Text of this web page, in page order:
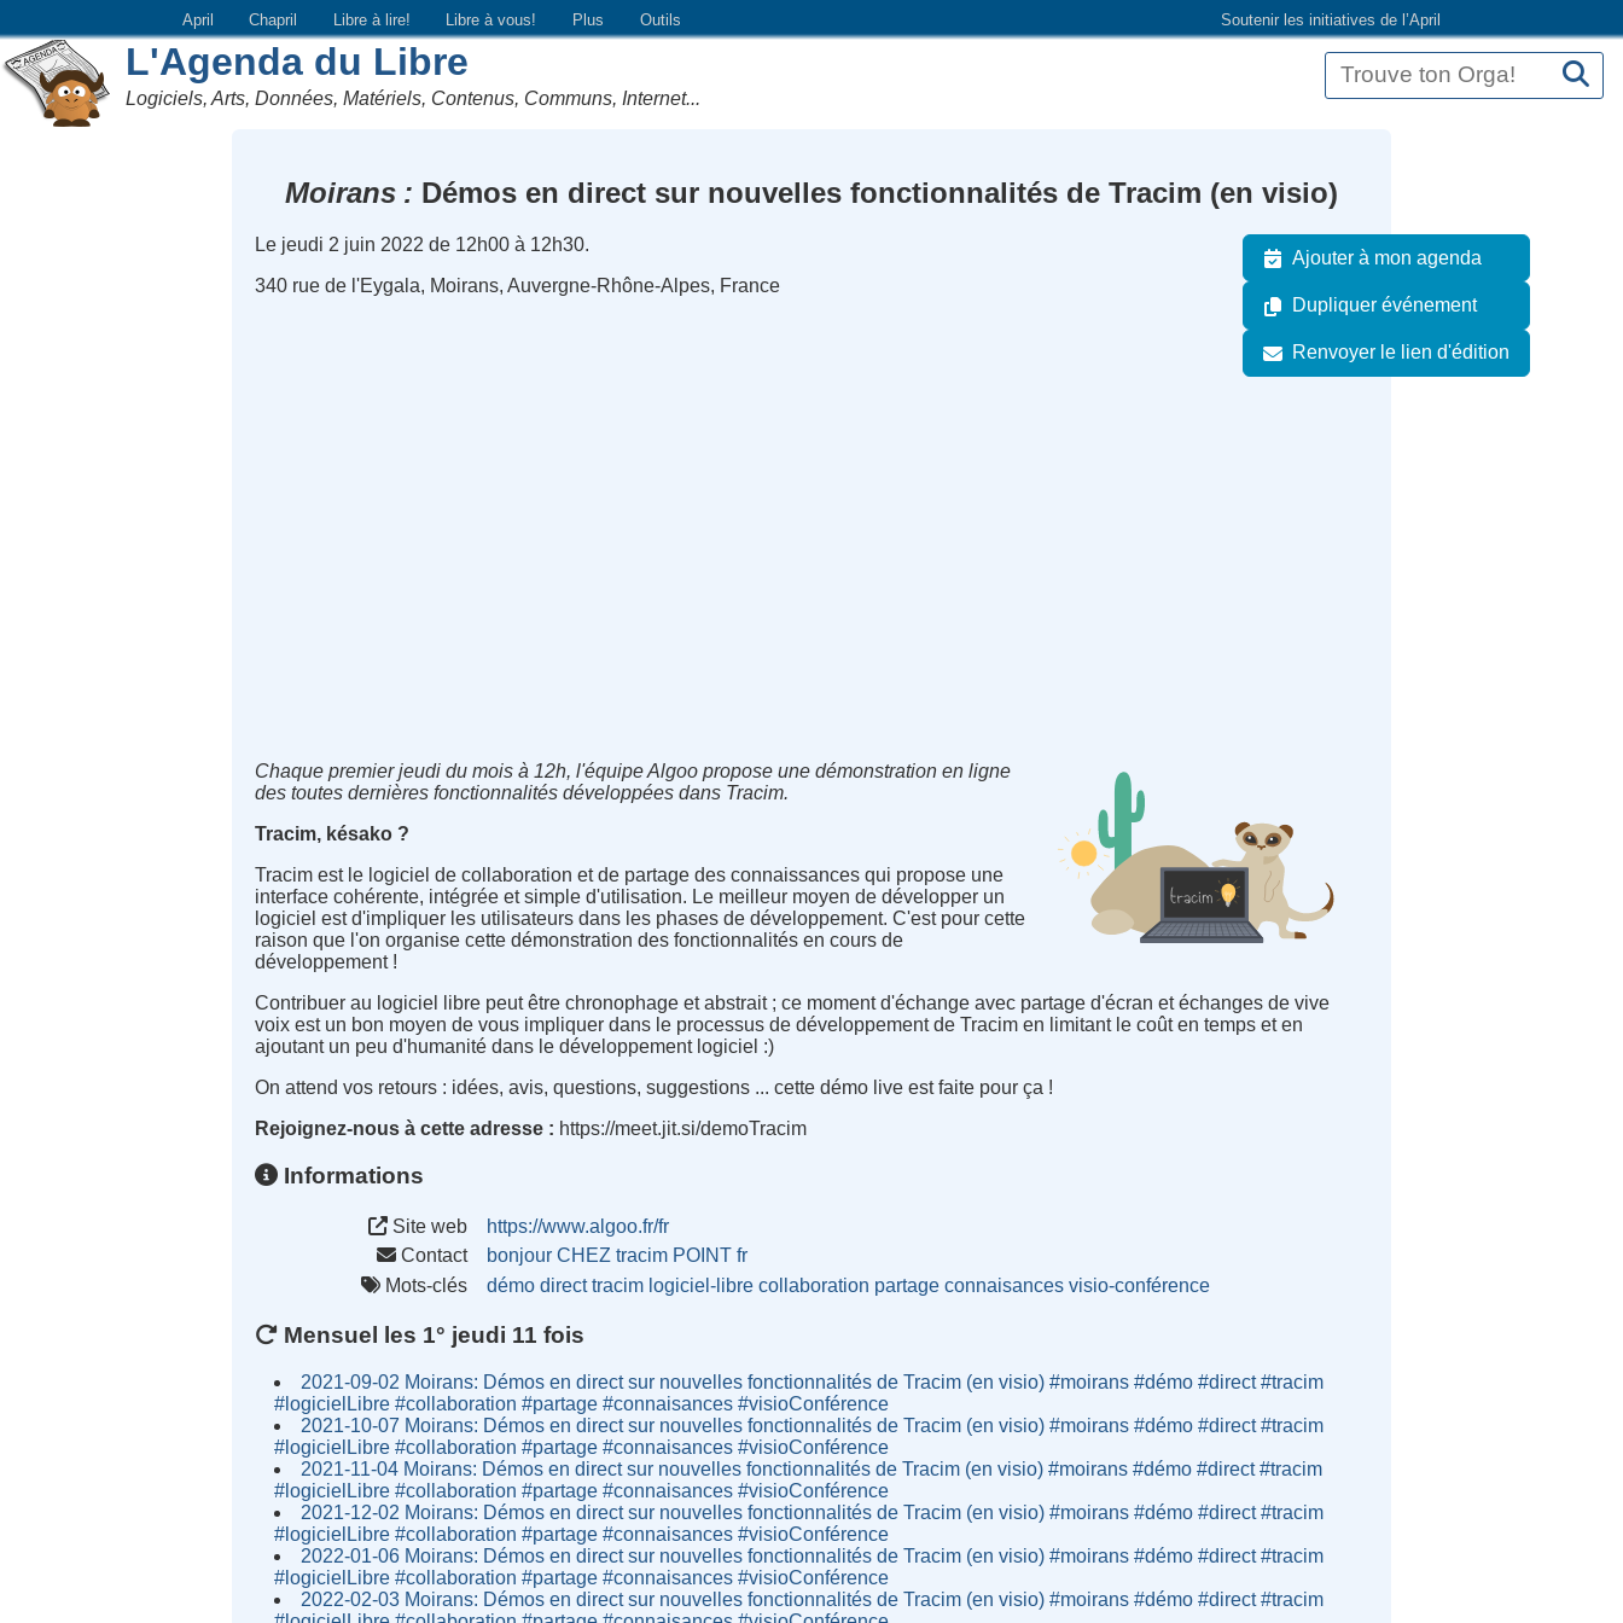
Soutenir les initiatives de l’April
April Chapril Libre à lire! Libre à vous! Plus Outils
L'Agenda du Libre
Logiciels, Arts, Données, Matériels, Contenus, Communs, Internet...
Moirans Démos en direct sur nouvelles fonctionnalités de Tracim (en visio)
Ajouter à mon agenda
Dupliquer événement
Renvoyer le lien d'édition
Le jeudi 2 juin 2022 de 12h00 à 12h30.
340 rue de l'Eygala, Moirans, Auvergne-Rhône-Alpes, France
Chaque premier jeudi du mois à 12h, l'équipe Algoo propose une démonstration en ligne
des toutes dernières fonctionnalités développées dans Tracim.
Tracim, késako ?
Tracim est le logiciel de collaboration et de partage des connaissances qui propose une
interface cohérente, intégrée et simple d'utilisation. Le meilleur moyen de développer un
logiciel est d'impliquer les utilisateurs dans les phases de développement. C'est pour cette
raison que l'on organise cette démonstration des fonctionnalités en cours de
développement !
Contribuer au logiciel libre peut être chronophage et abstrait ; ce moment d'échange avec partage d'écran et échanges de vive
voix est un bon moyen de vous impliquer dans le processus de développement de Tracim en limitant le coût en temps et en
ajoutant un peu d'humanité dans le développement logiciel :)
On attend vos retours : idées, avis, questions, suggestions ... cette démo live est faite pour ça !
Rejoignez-nous à cette adresse : https://meet.jit.si/demoTracim
Informations
Site web
https://www.algoo.fr/fr
Contact
bonjour CHEZ tracim POINT fr
Mots-clés
démo direct tracim logiciel-libre collaboration partage connaisances visio-conférence
Mensuel les 1° jeudi 11 fois
2021-09-02 Moirans: Démos en direct sur nouvelles fonctionnalités de Tracim (en visio) #moirans #démo #direct #tracim
#logicielLibre #collaboration #partage #connaisances #visioConférence
2021-10-07 Moirans: Démos en direct sur nouvelles fonctionnalités de Tracim (en visio) #moirans #démo #direct #tracim
#logicielLibre #collaboration #partage #connaisances #visioConférence
2021-11-04 Moirans: Démos en direct sur nouvelles fonctionnalités de Tracim (en visio) #moirans #démo #direct #tracim
#logicielLibre #collaboration #partage #connaisances #visioConférence
2021-12-02 Moirans: Démos en direct sur nouvelles fonctionnalités de Tracim (en visio) #moirans #démo #direct #tracim
#logicielLibre #collaboration #partage #connaisances #visioConférence
2022-01-06 Moirans: Démos en direct sur nouvelles fonctionnalités de Tracim (en visio) #moirans #démo #direct #tracim
#logicielLibre #collaboration #partage #connaisances #visioConférence
2022-02-03 Moirans: Démos en direct sur nouvelles fonctionnalités de Tracim (en visio) #moirans #démo #direct #tracim